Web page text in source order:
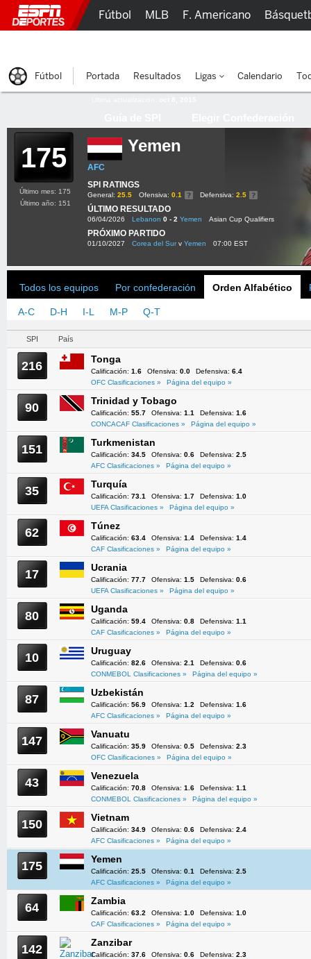
175 Yemen
AFC
SPI RATINGS
General: 25.5 Ofensiva: 0.1 Defensiva: 2.5
ÚLTIMO RESULTADO
06/04/2026 Lebanon 0 - 2 Yemen Asian Cup Qualifiers
PRÓXIMO PARTIDO
01/10/2027 Corea del Surv Yemen 07:00 EST
Último mes: 175
Último año: 151
Todos los equipos Por confederación Orden Alfabético
A-C D-H I-L M-P Q-T
SPI País
216 Tonga
Calificación: 1.6 Ofensiva: 0.0 Defensiva: 6.4
OFC Clasificaciones »
Página del equipo »
90 Trinidad y Tobago
Calificación: 55.7 Ofensiva: 1.1 Defensiva: 1.6
CONCACAF Clasificaciones »
Página del equipo »
151 Turkmenistan
Calificación: 34.5 Ofensiva: 0.6 Defensiva: 2.5
AFC Clasificaciones »
Página del equipo »
35 Turquía
Calificación: 73.1 Ofensiva: 1.7 Defensiva: 1.0
UEFA Clasificaciones »
Página del equipo »
62 Túnez
Calificación: 63.4 Ofensiva: 1.4 Defensiva: 1.4
CAF Clasificaciones »
Página del equipo »
17 Ucrania
Calificación: 77.7 Ofensiva: 1.5 Defensiva: 0.6
UEFA Clasificaciones »
Página del equipo »
80 Uganda
Calificación: 59.4 Ofensiva: 0.8 Defensiva: 1.1
CAF Clasificaciones »
Página del equipo »
10 Uruguay
Calificación: 82.6 Ofensiva: 2.1 Defensiva: 0.6
CONMEBOL Clasificaciones »
Página del equipo »
87 Uzbekistán
Calificación: 56.9 Ofensiva: 1.2 Defensiva: 1.6
AFC Clasificaciones »
Página del equipo »
147 Vanuatu
Calificación: 35.9 Ofensiva: 0.5 Defensiva: 2.3
OFC Clasificaciones »
Página del equipo »
43 Venezuela
Calificación: 70.8 Ofensiva: 1.6 Defensiva: 1.1
CONMEBOL Clasificaciones »
Página del equipo »
150 Vietnam
Calificación: 34.9 Ofensiva: 0.6 Defensiva: 2.4
AFC Clasificaciones »
Página del equipo »
175 Yemen
Calificación: 25.5 Ofensiva: 0.1 Defensiva: 2.5
AFC Clasificaciones »
Página del equipo »
64 Zambia
Calificación: 63.2 Ofensiva: 1.0 Defensiva: 1.0
CAF Clasificaciones »
Página del equipo »
142 Zanzibar
Calificación: 37.6 Ofensiva: 0.6 Defensiva: 2.3
Fútbol MLB F. Americano
Fútbol Portada Resultados Ligas Calendario